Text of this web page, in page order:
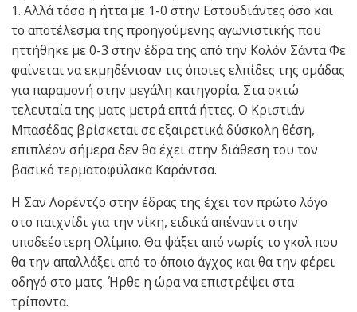
1. Αλλά τόσο η ήττα με 1-0 στην Εστουδιάντες όσο και
το αποτέλεσμα της προηγούμενης αγωνιστικής που
ηττήθηκε με 0-3 στην έδρα της από την Κολόν Σάντα Φε
φαίνεται να εκμηδένισαν τις όποιες ελπίδες της ομάδας
για παραμονή στην μεγάλη κατηγορία. Στα οκτώ
τελευταία της ματς μετρά επτά ήττες. Ο Κριστιάν
Μπασέδας βρίσκεται σε εξαιρετικά δύσκολη θέση,
επιπλέον σήμερα δεν θα έχει στην διάθεση του τον
βασικό τερματοφύλακα Καράντσα.
Η Σαν Λορέντζο στην έδρας της έχει τον πρώτο λόγο
στο παιχνίδι για την νίκη, ειδικά απέναντι στην
υποδεέστερη Ολίμπο. Θα ψάξει από νωρίς το γκολ που
θα την απαλλάξει από το όποιο άγχος και θα την φέρει
οδηγό στο ματς. Ήρθε η ώρα να επιστρέψει στα
τρίποντα.